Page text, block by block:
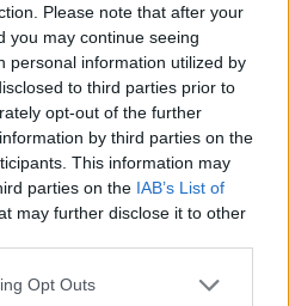
Please note that after your
you may continue seeing
personal information utilized by
to third parties prior to
opt-out of the further
by third parties on the
This information may
parties on the IAB’s List of
may further disclose it to other
Opt Outs
Sera l'Economia:
Io comprai la
mi sono
dalla gestione.
la domenica mi crea
a me che di tensioni
Andrea
domanda che gli faccio
in tutto questo? E dico